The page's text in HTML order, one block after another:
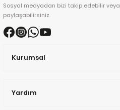
Sosyal medyadan bizi takip edebilir veya
paylaşabilirsiniz.
Kurumsal
Yardım